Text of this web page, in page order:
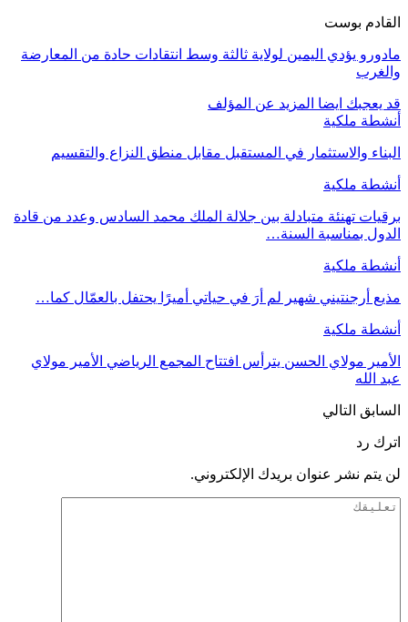
القادم بوست
مادورو يؤدي اليمين لولاية ثالثة وسط انتقادات حادة من المعارضة
والغرب
قد يعجبك ايضا المزيد عن المؤلف
أنشطة ملكية
البناء والاستثمار في المستقبل مقابل منطق النزاع والتقسيم
أنشطة ملكية
برقيات تهنئة متبادلة بين جلالة الملك محمد السادس وعدد من قادة
الدول بمناسبة السنة…
أنشطة ملكية
مذيع أرجنتيني شهير لم أرَ في حياتي أميرًا يحتفل بالعمّال كما…
أنشطة ملكية
الأمير مولاي الحسن يترأس افتتاح المجمع الرياضي الأمير مولاي
عبد الله
السابق التالي
اترك رد
لن يتم نشر عنوان بريدك الإلكتروني.